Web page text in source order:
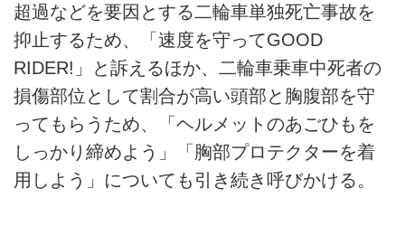
超過などを要因とする二輪車単独死亡事故を
抑止するため、「速度を守ってGOOD
RIDER!」と訴えるほか、二輪車乗車中死者の
損傷部位として割合が高い頭部と胸腹部を守
ってもらうため、「ヘルメットのあごひもを
しっかり締めよう」「胸部プロテクターを着
用しよう」についても引き続き呼びかける。